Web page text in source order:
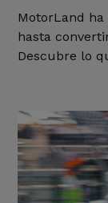
MotorLand ha
hasta
Descubre lo